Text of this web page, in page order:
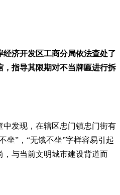
济开发区工商分局依法查处了
，指导其限期对不当牌匾进行拆
发现，在辖区忠门镇忠门街有
坐”，“无饿不坐”字样容易引起
与当前文明城市建设背道而